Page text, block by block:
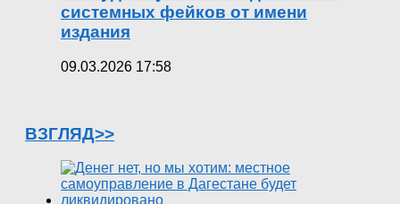
системных фейков от имени
издания
09.03.2026 17:58
ВЗГЛЯД>>